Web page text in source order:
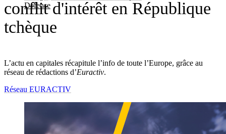
Défense
conflit d'intérêt en République
tchèque
L’actu en capitales récapitule l’info de toute l’Europe, grâce au
réseau de rédactions d’Euractiv.
Réseau EURACTIV